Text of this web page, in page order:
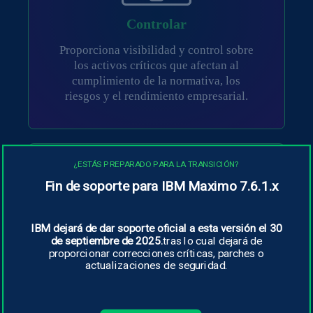
Controlar
Proporciona visibilidad y control sobre
los activos críticos que afectan al
cumplimiento de la normativa, los
riesgos y el rendimiento empresarial.
Perspectivas
supervisión mediante IA facilita el
¿ESTÁS PREPARADO PARA LA TRANSICIÓN?
Fin de soporte para IBM Maximo 7.6.1.x
IBM dejará de dar soporte oficial a esta versión el 30
de septiembre de 2025.tras lo cual dejará de
proporcionar correcciones críticas, parches o
actualizaciones de seguridad.